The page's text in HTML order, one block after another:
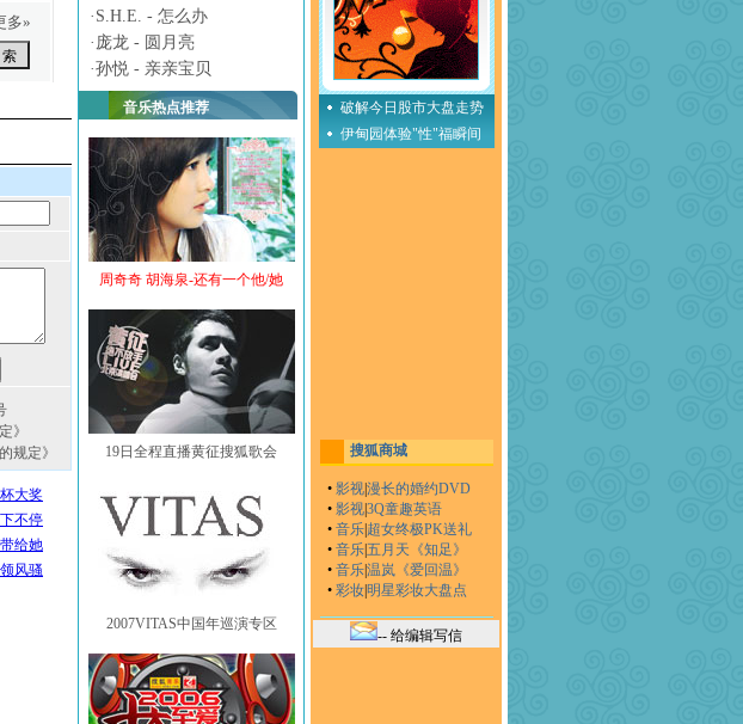
多»
》
规定》
· S.H.E. - 怎么办
· 庞龙 - 圆月亮
·孙悦 - 亲亲宝贝
音乐热点推荐
周奇奇 胡海泉-还有一个他/她
19日全程直播黄征搜狐歌会
2007VITAS中国年巡演专区
破解今日股市大盘走势
伊甸园体验"性"福瞬间
搜狐商城
• 影视漫长的婚约DVD
• 影视3Q童趣英语
• 音乐 超女终极PK送礼
• 音乐五月天《知足》
• 音乐温岚《爱回温》
• 彩妆明星彩妆大盘点
-- 给编辑写信